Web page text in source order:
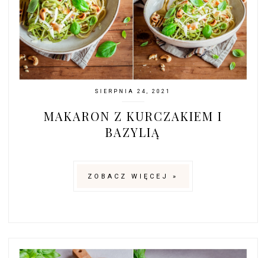
SIERPNIA 24, 2021
MAKARON Z KURCZAKIEM I
BAZYLIĄ
ZOBACZ WIĘCEJ »